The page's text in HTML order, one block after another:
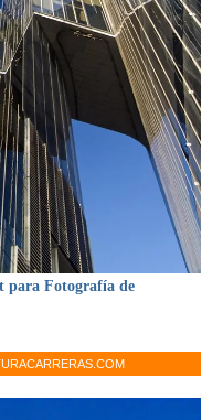
para Fotografía de